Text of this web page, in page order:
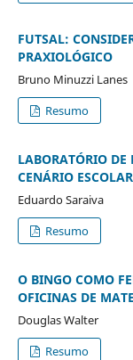
FUTSAL:
PRAXIOLÓGICO
Bruno Minuzzi Lanes
Resumo
LABORATÓRIO DE
CENÁRIO
Eduardo Saraiva
Resumo
O BINGO COMO
OFICINAS DE
Douglas Walter
Resumo